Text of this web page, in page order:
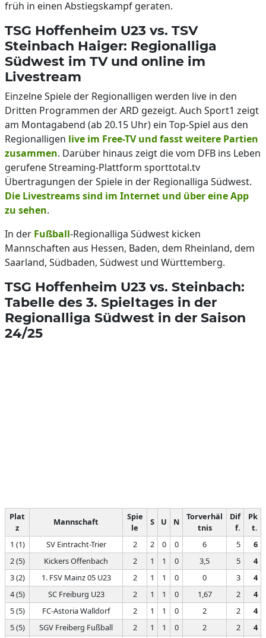
früh in einen Abstiegskampf geraten.
TSG Hoffenheim U23 vs. TSV
Steinbach Haiger: Regionalliga
Südwest im TV und online im
Livestream
Einzelne Spiele der Regionalligen werden live in den
Dritten Programmen der ARD gezeigt. Auch Sport1 zeigt
am Montagabend (ab 20.15 Uhr) ein Top-Spiel aus den
Regionalligen live im Free-TV und fasst weitere Partien
zusammen. Darüber hinaus zeigt die vom DFB ins Leben
gerufene Streaming-Plattform sporttotal.tv
Übertragungen der Spiele in der Regionalliga Südwest.
Die Livestreams sind im Internet und über eine App
zu sehen.
In der Fußball-Regionalliga Südwest kicken
Mannschaften aus Hessen, Baden, dem Rheinland, dem
Saarland, Südbaden, Südwest und Württemberg.
TSG Hoffenheim U23 vs. Steinbach:
Tabelle des 3. Spieltages in der
Regionalliga Südwest in der Saison
24/25
Plat
z
Mannschaft
Spie
le
S U N
Torverhäl
tnis
Dif
f.
Pk
t.
1 (1)
SV Eintracht-Trier 2 2 0 0 6 5
6
2 (5)
Kickers Offenbach 2 1 1 0 3,5 5
4
3 (2)
1. FSV Mainz 05 U23 2 1 1 0 0 3
4
4 (5)
SC Freiburg U23 2 1 1 0 1,67 2
4
5 (5)
FC-Astoria Walldorf 2 1 1 0 2 2
4
5 (5)
SGV Freiberg Fußball 2 1 1 0 2 2 4